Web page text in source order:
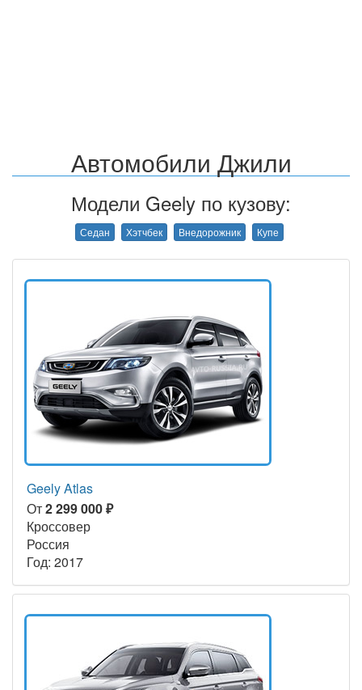
Автомобили Джили
Модели Geely по кузову:
Седан Хэтчбек Внедорожник Купе
Geely Atlas
От2 299 000 ₽
Кроссовер
Россия
Год: 2017